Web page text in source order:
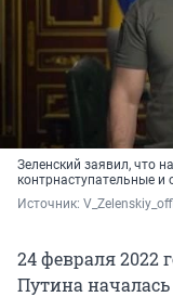
Зеленский заявил, что
контрнаступательные и
Источник:
24 февраля 2022
Путина началась